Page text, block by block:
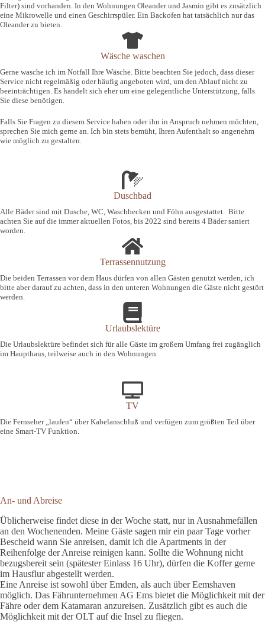
Filter) sind vorhanden. In den Wohnungen Oleander und Jasmin gibt es zusätzlich
eine Mikrowelle und einen Geschirrspüler. Ein Backofen hat tatsächlich nur das
Oleander zu bieten.
Wäsche waschen
Gerne wasche ich im Notfall Ihre Wäsche. Bitte beachten Sie jedoch, dass dieser
Service nicht regelmäßig oder häufig angeboten wird, um den Ablauf nicht zu
beeinträchtigen. Es handelt sich eher um eine gelegentliche Unterstützung, falls
Sie diese benötigen.
Falls Sie Fragen zu diesem Service haben oder ihn in Anspruch nehmen möchten,
sprechen Sie mich gerne an. Ich bin stets bemüht, Ihren Aufenthalt so angenehm
wie möglich zu gestalten.
Duschbad
Alle Bäder sind mit Dusche, WC, Waschbecken und Föhn ausgestattet. Bitte
achten Sie auf die immer aktuellen Fotos, bis 2022 sind bereits 4 Bäder saniert
worden.
Terrassennutzung
Die beiden Terrassen vor dem Haus dürfen von allen Gästen genutzt werden, ich
bitte aber darauf zu achten, dass in den unteren Wohnungen die Gäste nicht gestört
werden.
Urlaubslektüre
Die Urlaubslektüre befindet sich für alle Gäste im großem Umfang frei zugänglich
im Haupthaus, teilweise auch in den Wohnungen.
TV
Die Fernseher „laufen“ über Kabelanschluß und verfügen zum größten Teil über
eine Smart-TV Funktion.
An- und Abreise
Üblicherweise findet diese in der Woche statt, nur in Ausnahmefällen
an den Wochenenden. Meine Gäste sagen mir ein paar Tage vorher
Bescheid wann Sie anreisen, damit ich die Apartments in der
Reihenfolge der Anreise reinigen kann. Sollte die Wohnung nicht
bezugsbereit sein (spätester Einlass 16 Uhr), dürfen die Koffer gerne
im Hausflur abgestellt werden.
Eine Anreise ist sowohl über Emden, als auch über Eemshaven
möglich. Das Fährunternehmen AG Ems bietet die Möglichkeit mit der
Fähre oder dem Katamaran anzureisen. Zusätzlich gibt es auch die
Möglichkeit mit der OLT auf die Insel zu fliegen.